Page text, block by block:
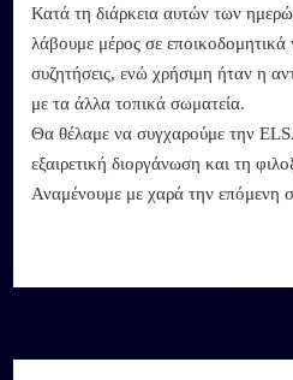
Κατά τη διάρκεια αυτών των
λάβουμε μέρος σε
συζητήσεις, ενώ χρήσιμη ήταν η
με τα άλλα τοπικά σωματεία.
Θα θέλαμε να συγχαρούμε την
εξαιρετική διοργάνωση και τη
Αναμένουμε με χαρά την επόμενη